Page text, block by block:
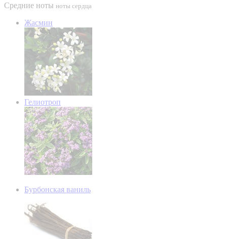
Средние ноты ноты сердца
Жасмин
Гелиотроп
Бурбонская ваниль